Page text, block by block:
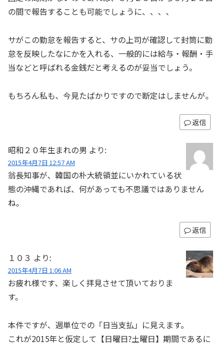
の間で報告することも可能でしょうに、、、、
サがこの勤怠を報告すると、サの上司が確認して封筒に勤
怠を反映したなにかを入れる、一般的には給与・報酬・手
当などと呼ばれる金銭だと考えるのが妥当でしょう。
もちろん私も、今見たばかりですので断定はしませんが。
返信
昭和２０年生まれの男 より:
2015年4月7日 12:57 AM
翁長知事が、韓国の朴大統領並にいかれている状
態の沖縄であれば、何があっても不思議ではありません
ね。
返信
１０３ より:
2015年4月7日 1:06 AM
お疲れ様です、楽しく拝見させて頂いておりま
す。
本件ですが、週単位での「日当支払」に見えます。
これが2015年と仮定して【日曜日?土曜日】期間であるに